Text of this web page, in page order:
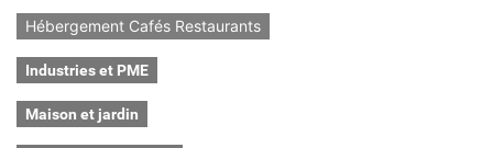
Hébergement Cafés Restaurants
Industries et PME
Maison et jardin